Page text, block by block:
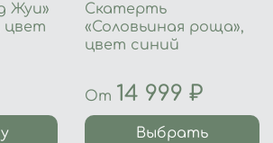
Жуи»
цвет
Скатерть
«Соловьиная роща»,
цвет синий
От 14 999 ₽
Выбрать